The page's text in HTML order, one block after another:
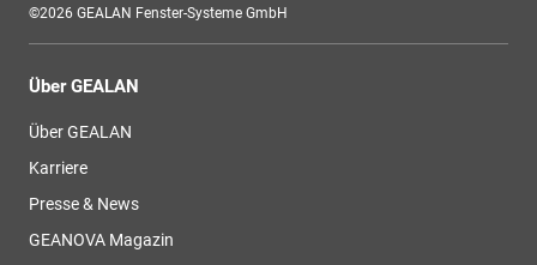
©2026 GEALAN Fenster-Systeme GmbH
Über GEALAN
Über GEALAN
Karriere
Presse & News
GEANOVA Magazin